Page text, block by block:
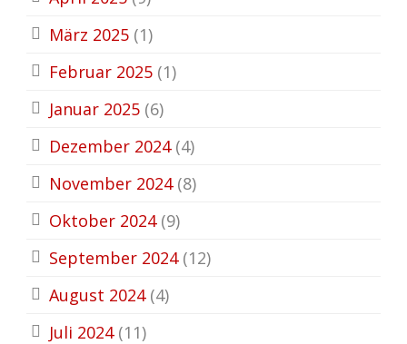
März 2025 (1)
Februar 2025 (1)
Januar 2025 (6)
Dezember 2024(4)
November 2024(8)
Oktober 2024(9)
September 2024(12)
August 2024(4)
Juli 2024(11)